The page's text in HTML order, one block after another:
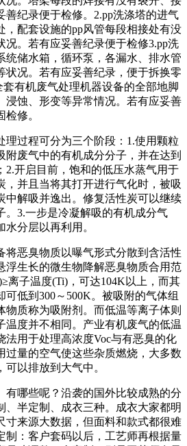
善纪录便于检修。2.pp洗涤塔的进气
，配套设施的pp风管每段相接处有没
况。若有应妥善纪录便于检修3.pp洗
统储水箱，循环泵，各漏水、排水管
状况。若有应妥善纪录，便于拆换零
有机废气处理机器设备的全部地脚
浸蚀、形变等异常情况。若有应妥善
修。
理过程可分为三个阶段：1.使用颗粒
附废气中的有机成分分子，并在达到
2.开启目前，饱和的低压水蒸气用于
，并且当将其打开进行气化时，被吸
中解吸并逸出。修复活性炭可以继续
。3.一步是冷凝解吸的有机成分气
分层以再利用。
将恶臭物质以曝气形式分散到含活性
浮生长的微生物降解恶臭物质合用范
离子温度(Ti)，可达104K以上，而其
低到300～500K。被吸附的气体组
物质称为吸附剂。而低温等离子体则
温度并不相同。产业有机废气的低温
法用于处理高浓度Voc与有恶臭的化
过量的空气使这些杂质燃烧，大多数
以排放到大气中。
有哪些呢？沿袭的国外比较成熟的分
、半定制、成衣三种。成衣大家都明
寸来源大数据，但面料和款式都很难
制：客户套码以后，工艺师再根据量